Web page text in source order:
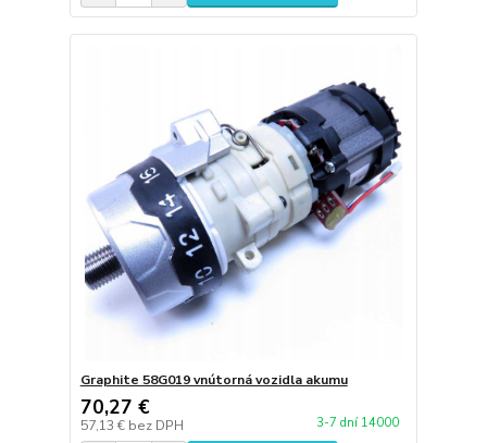
Graphite 58G019 vnútorná vozidla akumu
70,27 €
57,13 € bez DPH 3-7 dní 14000